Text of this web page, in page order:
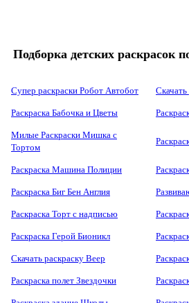
Подборка детских раскрасок
Супер раскраски Робот Автобот
Раскраска Бабочка и Цветы
Милые Раскраски Мишка с
Тортом
Раскраска Машина Полиции
Раскраска Биг Бен Англия
Раскраска Торт с надписью
Раскраска Герой Бионикл
Скачать раскраску Веер
Раскраска полет Звездочки